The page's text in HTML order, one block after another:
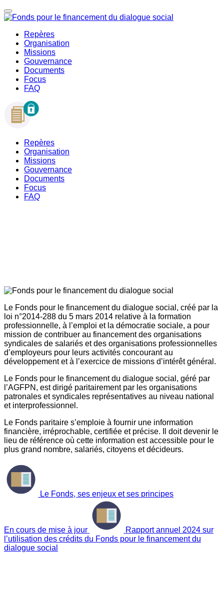
Repères
Organisation
Missions
Gouvernance
Documents
Focus
FAQ
Repères
Organisation
Missions
Gouvernance
Documents
Focus
FAQ
Le Fonds pour le financement du dialogue social, créé par la
loi n°2014-288 du 5 mars 2014 relative à la formation
professionnelle, à l’emploi et la démocratie sociale, a pour
mission de contribuer au financement des organisations
syndicales de salariés et des organisations professionnelles
d’employeurs pour leurs activités concourant au
développement et à l’exercice de missions d’intérêt général.
Le Fonds pour le financement du dialogue social, géré par
l’AGFPN, est dirigé paritairement par les organisations
patronales et syndicales représentatives au niveau national
et interprofessionnel.
Le Fonds paritaire s’emploie à fournir une information
financière, irréprochable, certifiée et précise. Il doit devenir le
lieu de référence où cette information est accessible pour le
plus grand nombre, salariés, citoyens et décideurs.
Le Fonds, ses enjeux et ses principes
En cours de mise à jour
Rapport annuel 2024 sur
l’utilisation des crédits du Fonds pour le financement du
dialogue social